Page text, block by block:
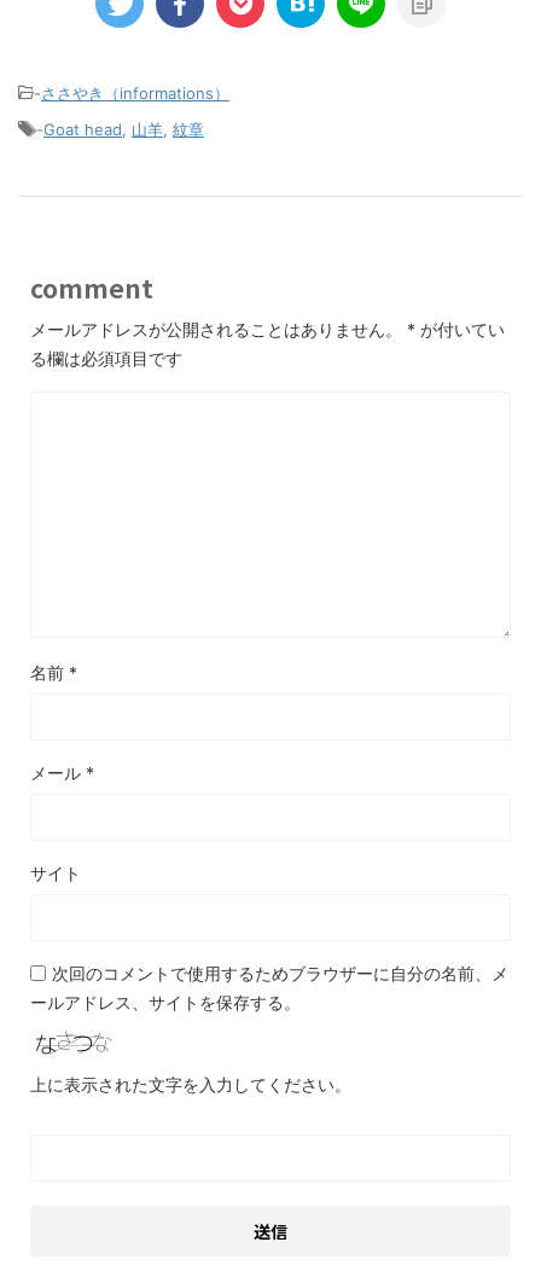
-ささやき（informations）
-Goat head, 山羊, 紋章
comment
メールアドレスが公開されることはありません。 * が付いてい
る欄は必須項目です
名前 *
メール *
サイト
次回のコメントで使用するためブラウザーに自分の名前、メ
ールアドレス、サイトを保存する。
上に表示された文字を入力してください。